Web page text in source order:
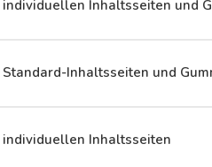
Inhaltsseiten und
Inhaltsseiten und
Inhaltsseiten